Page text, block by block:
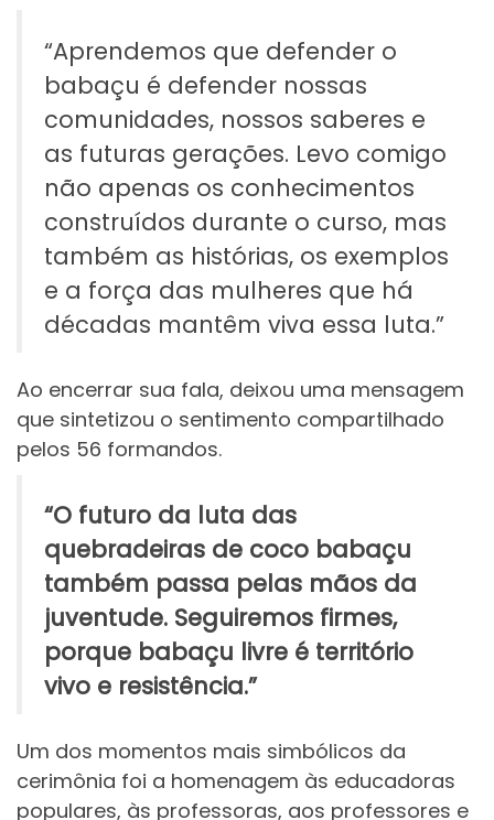
“Aprendemos que defender o
babaçu é defender nossas
comunidades, nossos saberes e
as futuras gerações. Levo comigo
não apenas os conhecimentos
construídos durante o curso, mas
também as histórias, os exemplos
e a força das mulheres que há
décadas mantêm viva essa luta.”
Ao encerrar sua fala, deixou uma mensagem
que sintetizou o sentimento compartilhado
pelos 56 formandos.
“O futuro da luta das
quebradeiras de coco babaçu
também passa pelas mãos da
juventude. Seguiremos firmes,
porque babaçu livre é território
vivo e resistência.”
Um dos momentos mais simbólicos da
cerimônia foi a homenagem às educadoras
populares, às professoras, aos professores e